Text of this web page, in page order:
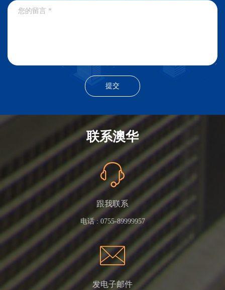
联系澳华
跟我联系
电话 : 0755-89999957
发电子邮件